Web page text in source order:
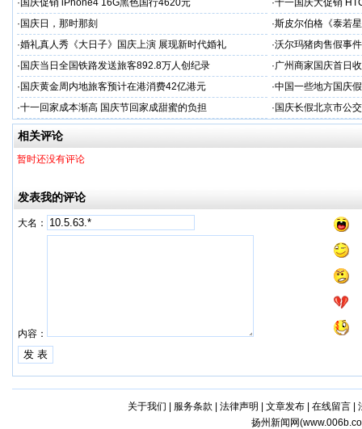
· 国庆促销 iPhone4 16G黑色国行4620元 ·十一国庆大促销
· 国庆日，那时那刻 ·斯皮尔伯格《泰若
·婚礼真人秀《大日子》国庆上演 展现新时代婚礼 ·沃尔玛猪肉售假事
· 国庆当日全国铁路发送旅客892.8万人创纪录 ·广州商家国庆首日
· 国庆黄金周内地旅客预计在港消费42亿港元 ·中国一些地方国庆
·十一回家成本渐高 国庆节回家成甜蜜的负担 · 国庆长假北京市公
相关评论
暂时还没有评论
发表我的评论
大名：
内容：
关于我们 服务条款 法律声明 文章发布| 在线留言|
扬州新闻网(